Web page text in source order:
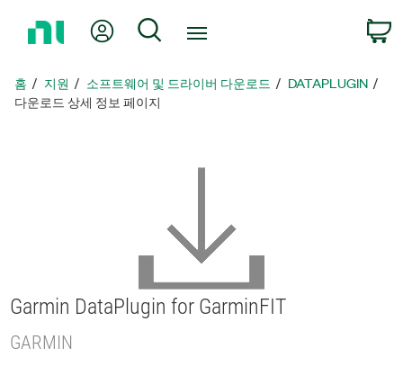
지
로
내 계정 검색
홈 지원 소프트웨어 및 드라이버 다운로드
DATAPLUGIN
다운로드 상세 정보 페이지
Garmin DataPlugin for GarminFIT
GARMIN